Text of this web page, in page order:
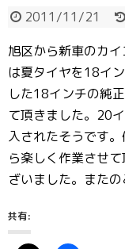
2011/11/21
旭区から新車のカ
は夏タイヤを18イ
した18インチの純
て頂きました。20
入されたそうです
ら楽しく作業させ
ざいました。また
共有: